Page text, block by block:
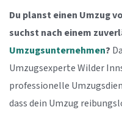
Du planst einen Umzug
suchst nach einem
Umzugsunternehmen?
Umzugsexperte Wilder
professionelle
dass dein Umzug